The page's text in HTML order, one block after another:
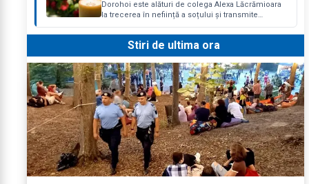
Dorohoi este alături de colega Alexa Lăcrămioara
la trecerea în neființă a soțului și transmite
ierte!
Stiri de ultima ora